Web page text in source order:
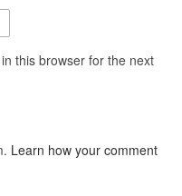
this browser for the next
Learn how your comment